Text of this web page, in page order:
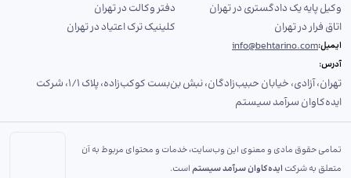
وکیل پایه یک دادگستری در تهران
دفتر وکالت در تهران
اتاق فرار در تهران
کلینیک ترک اعتیاد در تهران
ایمیل:info@behtarino.com
آدرس:
تهران، آزادی، خیابان حبیب‌زادگان، نبش بن‌بست کوکب‌زاده، پلاک ۱/۱، شرکت
ایده‌کاوان سرآمد سیستم
تمامی حقوق مادی و معنوی این وب‌سایت، خدمات و محتوای مربوط به آن
متعلق به شرکت ایده‌کاوان سرآمد سیستماست.